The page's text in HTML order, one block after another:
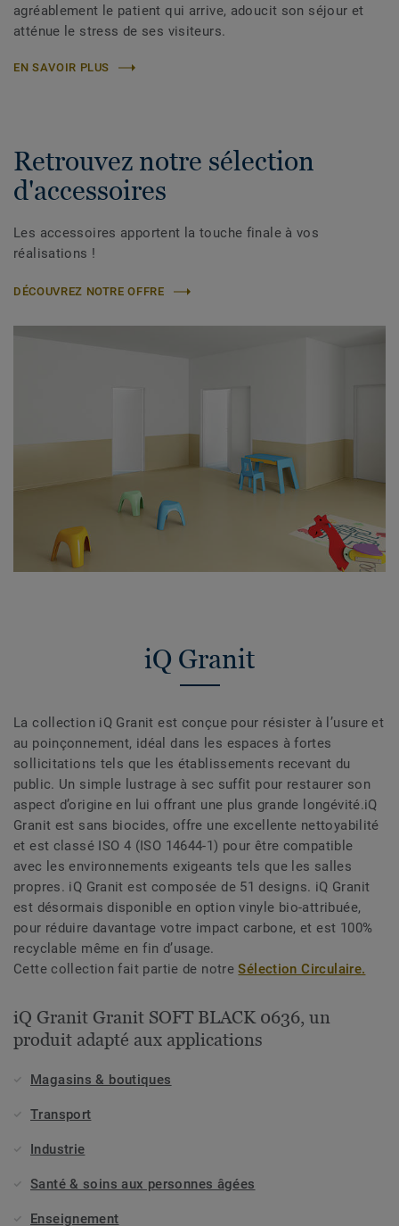
agréablement le patient qui arrive, adoucit son séjour et
atténue le stress de ses visiteurs.
EN SAVOIR PLUS
Retrouvez notre sélection
d'accessoires
Les accessoires apportent la touche finale à vos
réalisations !
DÉCOUVREZ NOTRE OFFRE
iQ Granit
La collection iQ Granit est conçue pour résister à l’usure et
au poinçonnement, idéal dans les espaces à fortes
sollicitations tels que les établissements recevant du
public. Un simple lustrage à sec suffit pour restaurer son
aspect d’origine en lui offrant une plus grande longévité.iQ
Granit est sans biocides, offre une excellente nettoyabilité
et est classé ISO 4 (ISO 14644-1) pour être compatible
avec les environnements exigeants tels que les salles
propres. iQ Granit est composée de 51 designs. iQ Granit
est désormais disponible en option vinyle bio-attribuée,
pour réduire davantage votre impact carbone, et est 100%
recyclable même en fin d’usage.
Cette collection fait partie de notreSélection Circulaire.
iQ Granit Granit SOFT BLACK 0636, un
produit adapté aux applications
Magasins & boutiques
Transport
Industrie
Santé & soins aux personnes âgées
Enseignement